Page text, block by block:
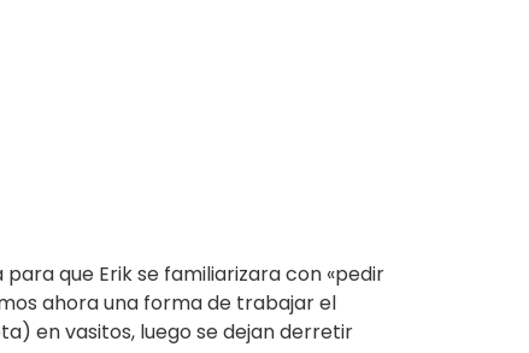
que Erik se familiarizara con «pedir
ahora una forma de trabajar el
en vasitos, luego se dejan derretir